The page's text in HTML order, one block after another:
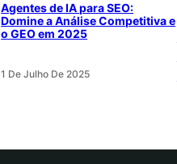
Agentes de IA para SEO:
Domine a Análise Competitiva e
o GEO em 2025
1 De Julho De 2025